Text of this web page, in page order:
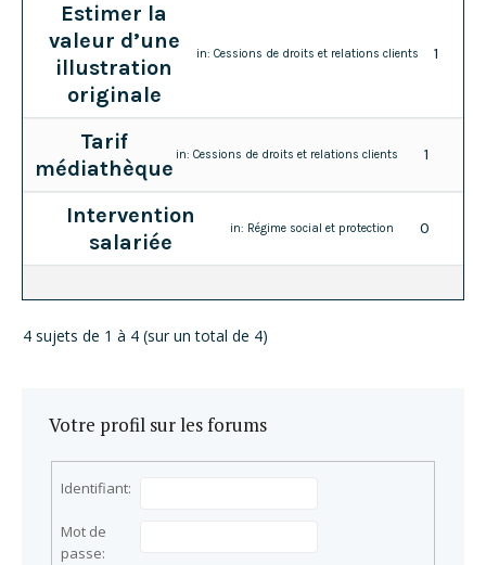
Estimer la
valeur d’une
illustration
originale
in:Cessions de droits et relations clients 1
Tarif
médiathèque
in:Cessions de droits et relations clients 1
Intervention
salariée
in: Régime social et protection 0
4 sujets de 1 à 4 (sur un total de 4)
Votre profil sur les forums
Identifiant:
Mot de
passe: